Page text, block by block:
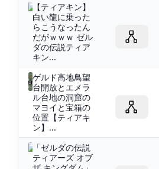
【ティアキン】
白い龍に乗った
らこうなったん
だがｗｗｗ ゼル
ダの伝説ティア
キン...
ゲルド高地鳥望
台開放とエメラ
ル台地の洞窟の
マヨイと宝箱の
位置【ティアキ
ン】...
「ゼルダの伝説
ティアーズ オブ